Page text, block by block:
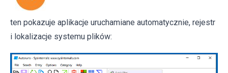
ten pokazuje aplikacje uruchamiane automatycznie, rejestr
i lokalizacje systemu plików: